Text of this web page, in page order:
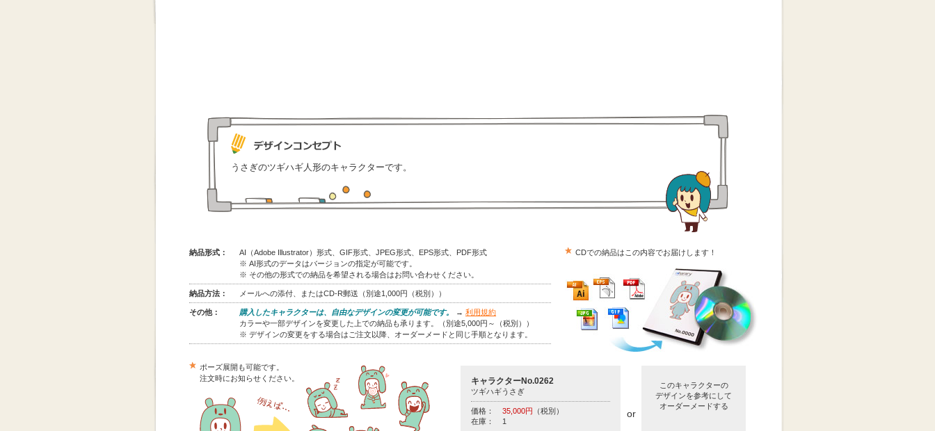
うさぎのツギハギ人形のキャラクターです。
納品形式：
AI（Adobe Illustrator）形式、GIF形式、JPEG形式、EPS形式、PDF形式
※ AI形式のデータはバージョンの指定が可能です。
※ その他の形式での納品を希望される場合はお問い合わせください。
納品方法： メールへの添付、またはCD-R郵送（別途1,000円（税別））
その他： 購入したキャラクターは、自由なデザインの変更が可能です。 →利用規約
カラーや一部デザインを変更した上での納品も承ります。（別途5,000円～（税別））
※ デザインの変更をする場合はご注文以降、オーダーメードと同じ手順となります。
CDでの納品はこの内容でお届けします！
ポーズ展開も可能です。
注文時にお知らせください。
キャラクターNo.0262
ツギハギうさぎ
価格： 35,000円 （税別）
在庫：
1
or
このキャラクターの
デザインを参考にして
オーダーメードする